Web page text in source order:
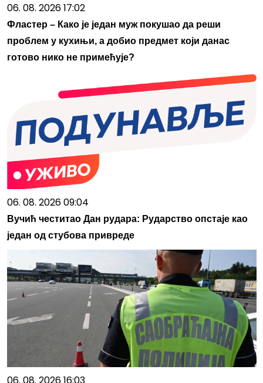
06. 08. 2026 17:02
Фластер – Како је један муж покушао да реши
проблем у кухињи, а добио предмет који данас
готово нико не примећује?
06. 08. 2026 09:04
Вучић честитао Дан рудара: Рударство опстаје као
један од стубова привреде